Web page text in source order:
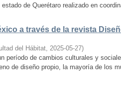
de Querétaro realizado en
a través de la revista
del Hábitat, 2025-05-27)
período de cambios culturales y
de diseño propio, la mayoría de los